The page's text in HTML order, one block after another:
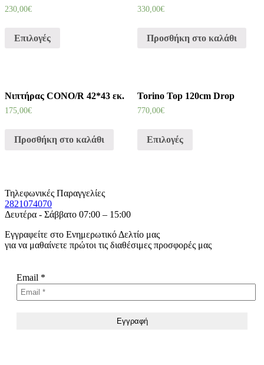
230,00€
Επιλογές
330,00€
Προσθήκη στο καλάθι
Νιπτήρας CONO/R 42*43 εκ.
175,00€
Προσθήκη στο καλάθι
Torino Top 120cm Drop
770,00€
Επιλογές
Τηλεφωνικές Παραγγελίες
2821074070
Δευτέρα - Σάββατο 07:00 – 15:00
Εγγραφείτε στο Ενημερωτικό Δελτίο μας
για να μαθαίνετε πρώτοι τις διαθέσιμες προσφορές μας
Email *